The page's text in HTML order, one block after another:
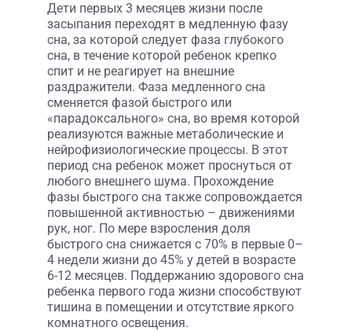
Дети первых 3 месяцев жизни после
засыпания переходят в медленную фазу
сна, за которой следует фаза глубокого
сна, в течение которой ребенок крепко
спит и не реагирует на внешние
раздражители. Фаза медленного сна
сменяется фазой быстрого или
«парадоксального» сна, во время которой
реализуются важные метаболические и
нейрофизиологические процессы. В этот
период сна ребенок может проснуться от
любого внешнего шума. Прохождение
фазы быстрого сна также сопровождается
повышенной активностью – движениями
рук, ног. По мере взросления доля
быстрого сна снижается с 70% в первые 0–
4 недели жизни до 45% у детей в возрасте
6-12 месяцев. Поддержанию здорового сна
ребенка первого года жизни способствуют
тишина в помещении и отсутствие яркого
комнатного освещения.